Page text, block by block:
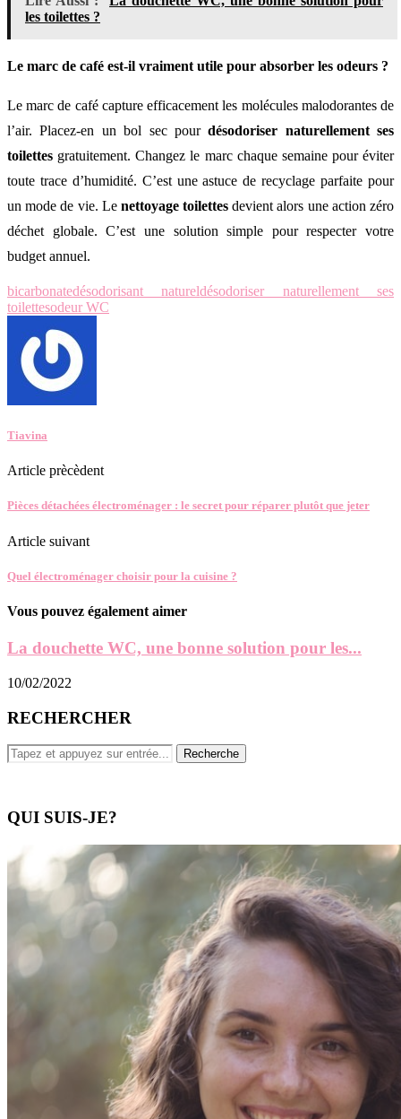
les toilettes ?
Le marc de café est-il vraiment utile pour absorber les odeurs ?
Le marc de café capture efficacement les molécules malodorantes de
l’air. Placez-en un bol sec pourdésodoriser naturellement ses
toilettes gratuitement. Changez le marc chaque semaine pour éviter
toute trace d’humidité. C’est une astuce de recyclage parfaite pour
un mode de vie. Le nettoyage toilettes devient alors une action zéro
déchet globale. C’est une solution simple pour respecter votre
budget annuel.
bicarbonatedésodorisant natureldésodoriser naturellement ses
toilettesodeur WC
Tiavina
Article prècèdent
Pièces détachées électroménager : le secret pour réparer plutôt que jeter
Article suivant
Quel électroménager choisir pour la cuisine ?
Vous pouvez également aimer
La douchette WC, une bonne solution pour les...
10/02/2022
RECHERCHER
QUI SUIS-JE?